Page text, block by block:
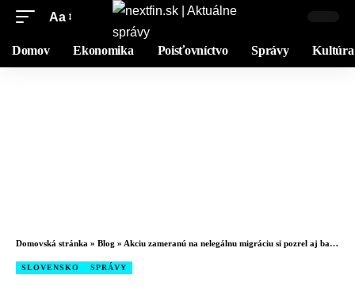
Aa
Domov Ekonomika Poisťovníctvo Správy Kultúra
Domovská stránka » Blog » Akciu zameranú na nelegálnu migráciu si pozrel aj bavorský minister vnútra, Šutaj Eštok hovorí o jasnom signáli partnerom – VIDEO
SLOVENSKO SPRÁVY